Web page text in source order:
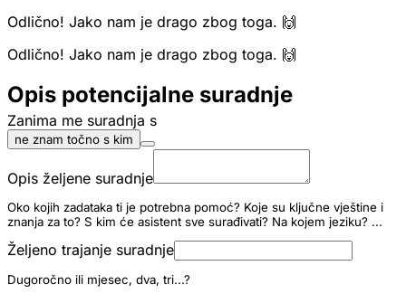
Odlično! Jako nam je drago zbog toga. 🙌
Odlično! Jako nam je drago zbog toga. 🙌
Opis potencijalne suradnje
Zanima me suradnja s
ne znam točno s kim
Opis željene suradnje
Oko kojih zadataka ti je potrebna pomoć? Koje su ključne vještine i
znanja za to? S kim će asistent sve surađivati? Na kojem jeziku? ...
Željeno trajanje suradnje
Dugoročno ili mjesec, dva, tri...?